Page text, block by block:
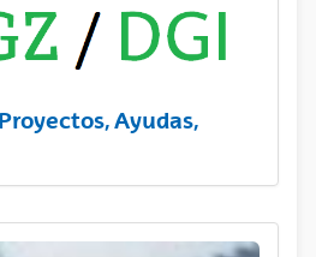
Ayudas,